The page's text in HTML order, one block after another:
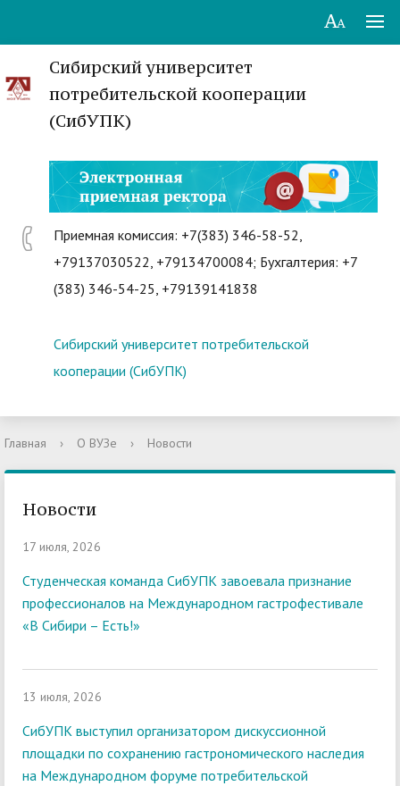
Сибирский университет
потребительской кооперации
(СибУПК)
Приемная комиссия: +7(383) 346-58-52,
+79137030522, +79134700084; Бухгалтерия: +7
(383) 346-54-25, +79139141838
Сибирский университет потребительской
кооперации (СибУПК)
Главная › О ВУЗе › Новости
Новости
17 июля, 2026
Студенческая команда СибУПК завоевала признание
профессионалов на Международном гастрофестивале
«В Сибири – Есть!»
13 июля, 2026
СибУПК выступил организатором дискуссионной
площадки по сохранению гастрономического наследия
на Международном форуме потребительской